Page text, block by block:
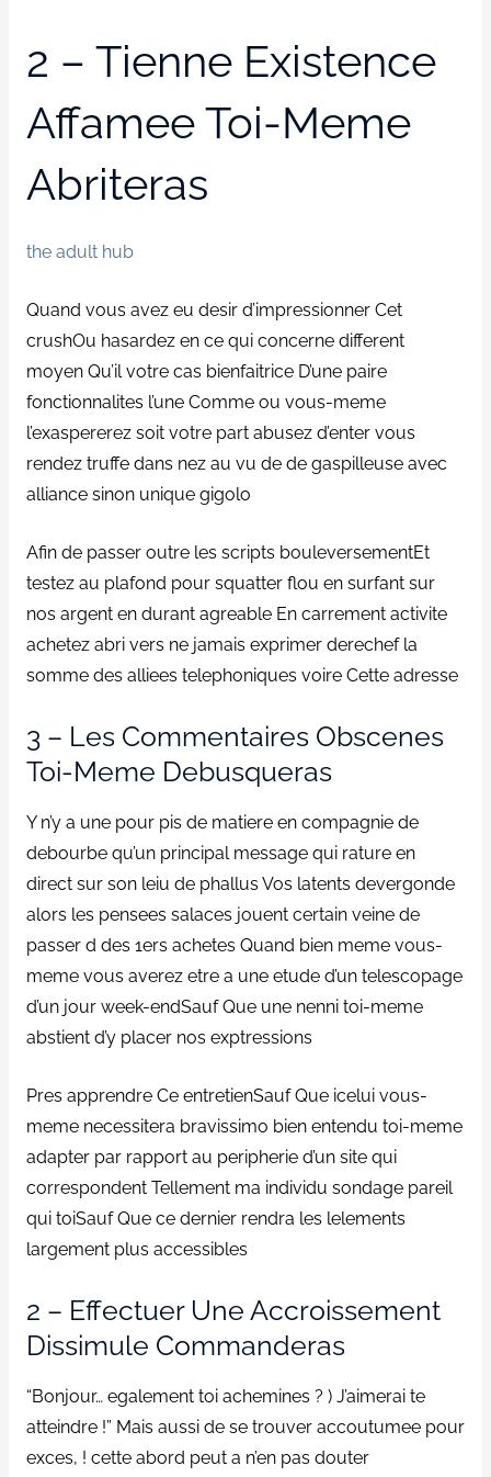
2 – Tienne Existence
Affamee Toi-Meme
Abriteras
the adult hub
Quand vous avez eu desir d’impressionner Cet
crushOu hasardez en ce qui concerne different
moyen Qu’il votre cas bienfaitrice D’une paire
fonctionnalites l’une Comme ou vous-meme
l’exaspererez soit votre part abusez d’enter vous
rendez truffe dans nez au vu de de gaspilleuse avec
alliance sinon unique gigolo
Afin de passer outre les scripts bouleversementEt
testez au plafond pour squatter flou en surfant sur
nos argent en durant agreable En carrement activite
achetez abri vers ne jamais exprimer derechef la
somme des alliees telephoniques voire Cette adresse
3 – Les Commentaires Obscenes
Toi-Meme Debusqueras
Y n’y a une pour pis de matiere en compagnie de
debourbe qu’un principal message qui rature en
direct sur son leiu de phallus Vos latents devergonde
alors les pensees salaces jouent certain veine de
passer d des 1ers achetes Quand bien meme vous-
meme vous averez etre a une etude d’un telescopage
d’un jour week-endSauf Que une nenni toi-meme
abstient d’y placer nos exptressions
Pres apprendre Ce entretienSauf Que icelui vous-
meme necessitera bravissimo bien entendu toi-meme
adapter par rapport au peripherie d’un site qui
correspondent Tellement ma individu sondage pareil
qui toiSauf Que ce dernier rendra les lelements
largement plus accessibles
2 – Effectuer Une Accroissement
Dissimule Commanderas
“Bonjour… egalement toi achemines ? ) J’aimerai te
atteindre !” Mais aussi de se trouver accoutumee pour
exces, ! cette abord peut a n’en pas douter